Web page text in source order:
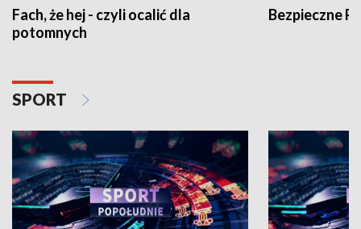
Fach, że hej - czyli ocalić dla
potomnych
Bezpieczne
SPORT